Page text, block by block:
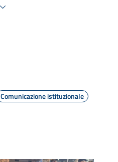
Comunicazione istituzionale